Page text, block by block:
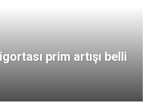
prim artışı belli